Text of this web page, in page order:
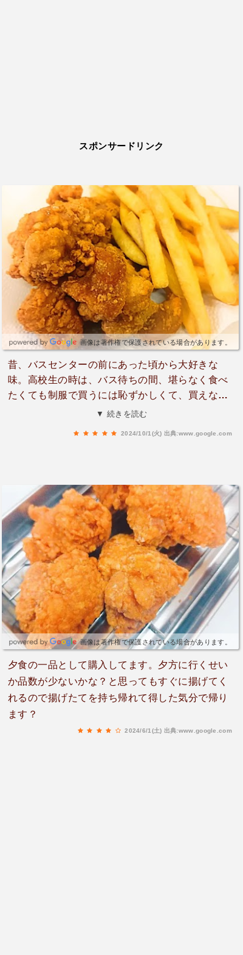
スポンサードリンク
画像は著作権で保護されている場合があります。
昔、バスセンターの前にあった頃から大好きな
味。高校生の時は、バス待ちの間、堪らなく食べ
たくても制服で買うには恥ずかしくて、買えなか
った。そんな乙女心を知ってか母がよく買ってく
くなっちゃったよ。
▼ 続きを読む
2024/10/1(火) 出典:www.google.com
画像は著作権で保護されている場合があります。
夕食の一品として購入してます。夕方に行くせい
か品数が少ないかな？と思ってもすぐに揚げてく
れるので揚げたてを持ち帰れて得した気分で帰り
ます？
2024/6/1(土) 出典:www.google.com